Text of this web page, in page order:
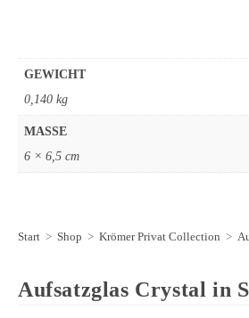
GEWICHT
0,140 kg
MASSE
6 × 6,5 cm
Start > Shop > Krömer Privat Collection >
Aufsatzglas Crystal in